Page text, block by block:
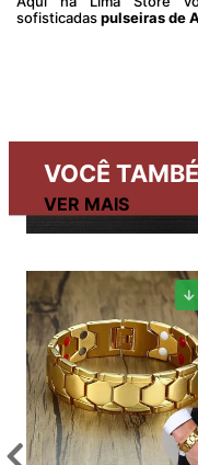
sofisticadaspulseiras de
VOCÊ